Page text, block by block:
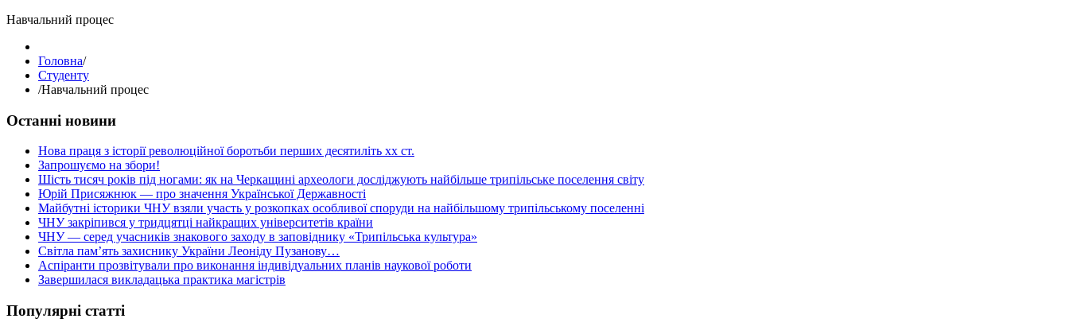
Навчальний процес
Головна/
Студенту
/Навчальний процес
Останні новини
Нова праця з історії революційної боротьби перших десятиліть хх ст.
Запрошуємо на збори!
Шість тисяч років під ногами: як на Черкащині археологи досліджують найбільше трипільське поселення світу
Юрій Присяжнюк — про значення Української Державності
Майбутні історики ЧНУ взяли участь у розкопках особливої споруди на найбільшому трипільському поселенні
ЧНУ закріпився у тридцятці найкращих університетів країни
ЧНУ — серед учасників знакового заходу в заповіднику «Трипільська культура»
Світла пам’ять захиснику України Леоніду Пузанову…
Аспіранти прозвітували про виконання індивідуальних планів наукової роботи
Завершилася викладацька практика магістрів
Популярні статті